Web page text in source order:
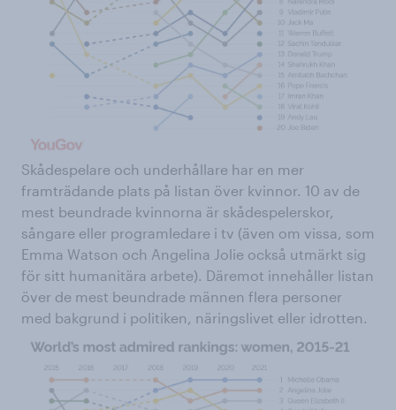
Skådespelare och underhållare har en mer
framträdande plats på listan över kvinnor. 10 av de
mest beundrade kvinnorna är skådespelerskor,
sångare eller programledare i tv (även om vissa, som
Emma Watson och Angelina Jolie också utmärkt sig
för sitt humanitära arbete). Däremot innehåller listan
över de mest beundrade männen flera personer
med bakgrund i politiken, näringslivet eller idrotten.